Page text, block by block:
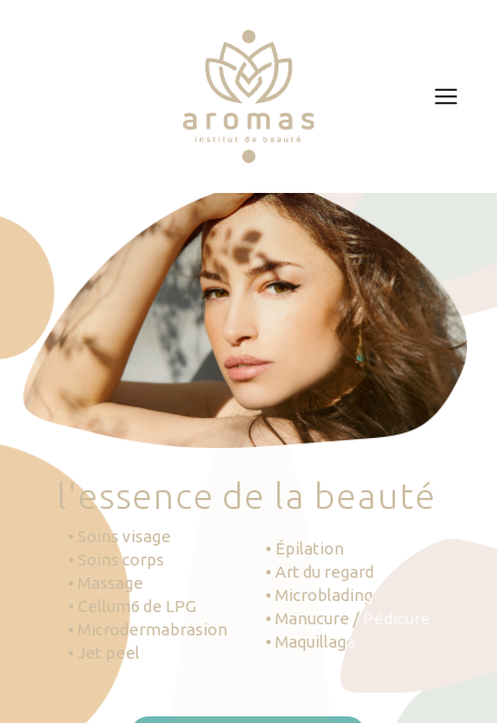
Soins
Je veux faire un bon cadeau
Plan d’accès
Prendre RDV
'essence de la beauté
• Soins visage
• Soins corps
• Massage
• Cellum6 de LPG
• Microdermabrasion
• Jet peel
• Épilation
• Art du regard
• Microblading
• Manucure / Pédicure
• Maquillage